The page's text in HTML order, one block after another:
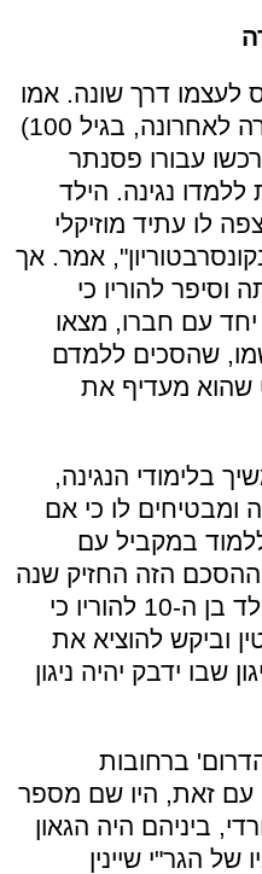
לעצמו דרך שונה. אמו
(הגב' גאולה רפאל, שנפטרה לאחרונה, בגיל 100)
סיפרה כי בהיותו ילד בן 9 רכשו עבורו פסנתר
נגינה. הילד
לו עתיד מוזיקלי
אמר. אך
וסיפר להוריו כי
עם חברו, מצאו
שהסכים ללמדם
שהוא מעדיף את
בלימודי הנגינה,
לו כי אם
במקביל עם
הזה החזיק שנה
אחת. אחרי שנה הצהיר הילד בן ה-10 להוריו כי
וביקש להוציא את
שבו ידבק יהיה ניגון
ברחובות
עם זאת, היו שם מספר
ביניהם היה הגאון
של הגר"י שיינין